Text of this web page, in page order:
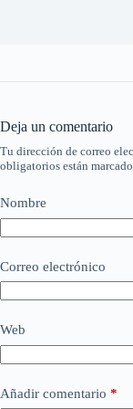
Deja un comentario
Tu dirección de correo
obligatorios están
Nombre
Correo electrónico
Web
Añadir comentario *